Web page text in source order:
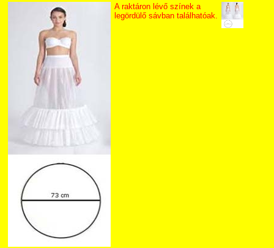
A raktáron lévő színek a
legördülő sávban találhatóak.